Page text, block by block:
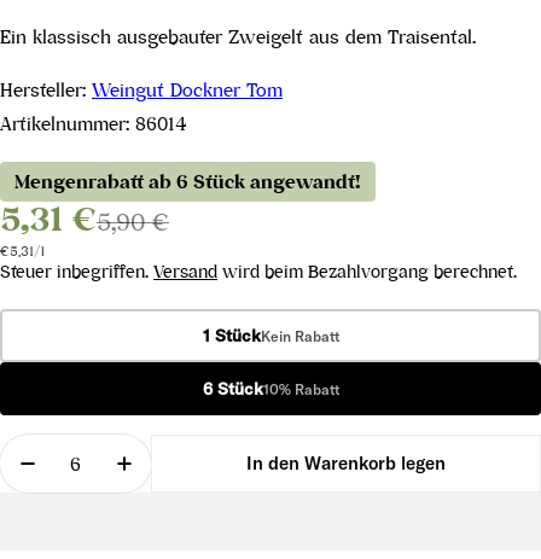
Ein klassisch ausgebauter Zweigelt aus dem Traisental.
Hersteller: Weingut Dockner Tom
Artikelnummer: 86014
Mengenrabatt ab 6 Stück angewandt!
5,31 €5,90 €
Stückpreis
€5,31/pro
l
Steuer inbegriffen. Versand wird beim Bezahlvorgang berechnet.
1 StückKein Rabatt
6 Stück10% Rabatt
Menge
Menge für Zweigelt Landwein verringern
Menge für Zweigelt Landwein erhöhen
In den Warenkorb legen